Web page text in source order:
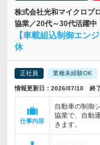
株式会社光和マイクロプ
協業／20代～30代活躍中
【車載組込制御エン
休
正社員 業種未経験OK
情報更新日：2026/07/10 終
仕事内容
自動車の制御
協業で、自動
きます。